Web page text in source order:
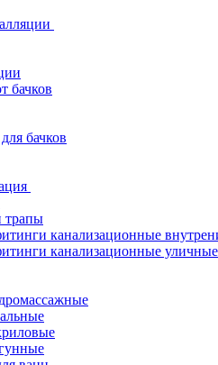
бачков
бачков
канализационные
канализационные уличные